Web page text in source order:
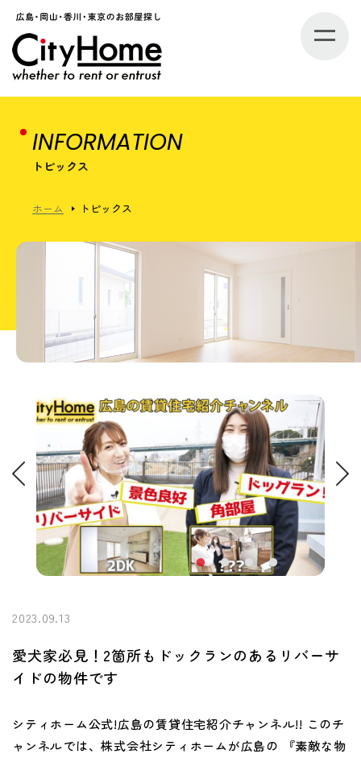
INFORMATION
トピックス
ホーム トピックス
2023.09.13
愛犬家必見！2箇所もドックランのあるリバーサ
イドの物件です
シティホーム公式!広島の賃貸住宅紹介チャンネル!! このチ
ャンネルでは、株式会社シティホームが広島の 『素敵な物